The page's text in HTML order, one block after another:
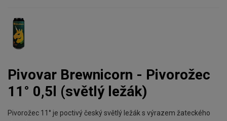
Pivovar Brewnicorn - Pivorožec
11° 0,5l (světlý ležák)
Pivorožec 11° je poctivý český světlý ležák s výrazem žateckého